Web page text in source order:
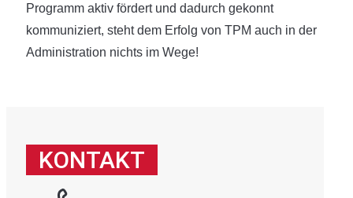
Programm aktiv fördert und dadurch gekonnt
kommuniziert, steht dem Erfolg von TPM auch in der
Administration nichts im Wege!
KONTAKT